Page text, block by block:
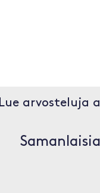
Lue arvosteluja